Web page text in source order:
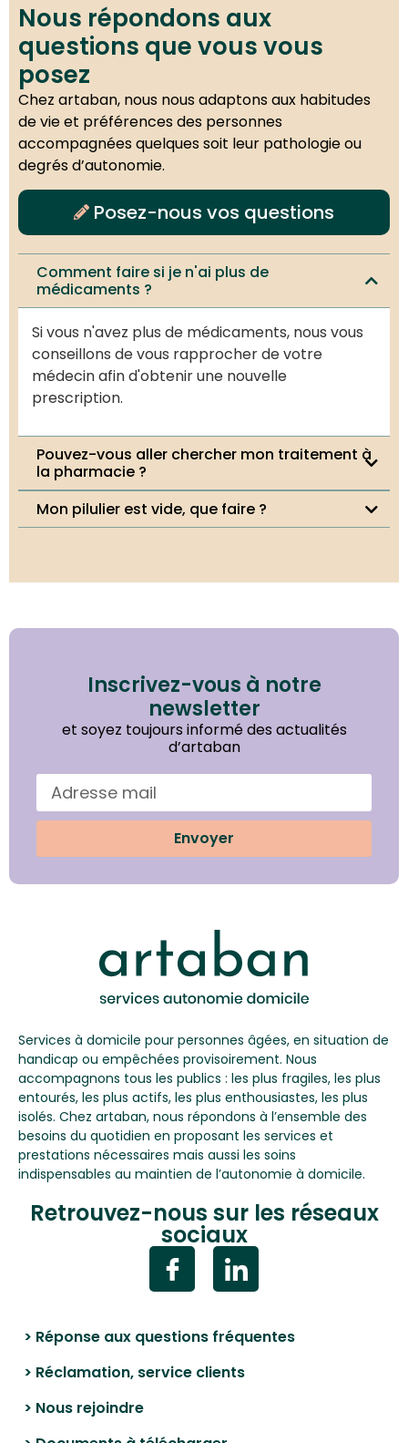
Nous répondons aux
questions que vous vous
posez
Chez artaban, nous nous adaptons aux habitudes
de vie et préférences des personnes
accompagnées quelques soit leur pathologie ou
degrés d’autonomie.
Posez-nous vos questions
Comment faire si je n'ai plus de
médicaments ?
Si vous n'avez plus de médicaments, nous vous
conseillons de vous rapprocher de votre
médecin afin d'obtenir une nouvelle
prescription.
Pouvez-vous aller chercher mon traitement à
la pharmacie ?
Mon pilulier est vide, que faire ?
Inscrivez-vous à notre
newsletter
et soyez toujours informé des actualités
d’artaban
Envoyer
Services à domicile pour personnes âgées, en situation de
handicap ou empêchées provisoirement. Nous
accompagnons tous les publics : les plus fragiles, les plus
entourés, les plus actifs, les plus enthousiastes, les plus
isolés. Chez artaban, nous répondons à l’ensemble des
besoins du quotidien en proposant les services et
prestations nécessaires mais aussi les soins
indispensables au maintien de l’autonomie à domicile.
Retrouvez-nous sur les réseaux
sociaux
> Réponse aux questions fréquentes
> Réclamation, service clients
> Nous rejoindre